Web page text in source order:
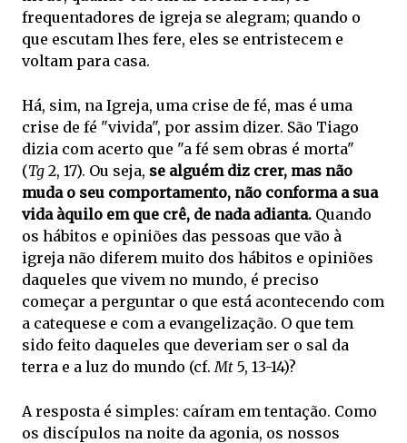
frequentadores de igreja se alegram; quando o
que escutam lhes fere, eles se entristecem e
voltam para casa.
Há, sim, na Igreja, uma crise de fé, mas é uma
crise de fé "vivida", por assim dizer. São Tiago
dizia com acerto que "a fé sem obras é morta"
(Tg 2, 17). Ou seja, se alguém diz crer, mas não
muda o seu comportamento, não conforma a sua
vida àquilo em que crê, de nada adianta. Quando
os hábitos e opiniões das pessoas que vão à
igreja não diferem muito dos hábitos e opiniões
daqueles que vivem no mundo, é preciso
começar a perguntar o que está acontecendo com
a catequese e com a evangelização. O que tem
sido feito daqueles que deveriam ser o sal da
terra e a luz do mundo (cf.Mt 5, 13-14)?
A resposta é simples: caíram em tentação. Como
os discípulos na noite da agonia, os nossos